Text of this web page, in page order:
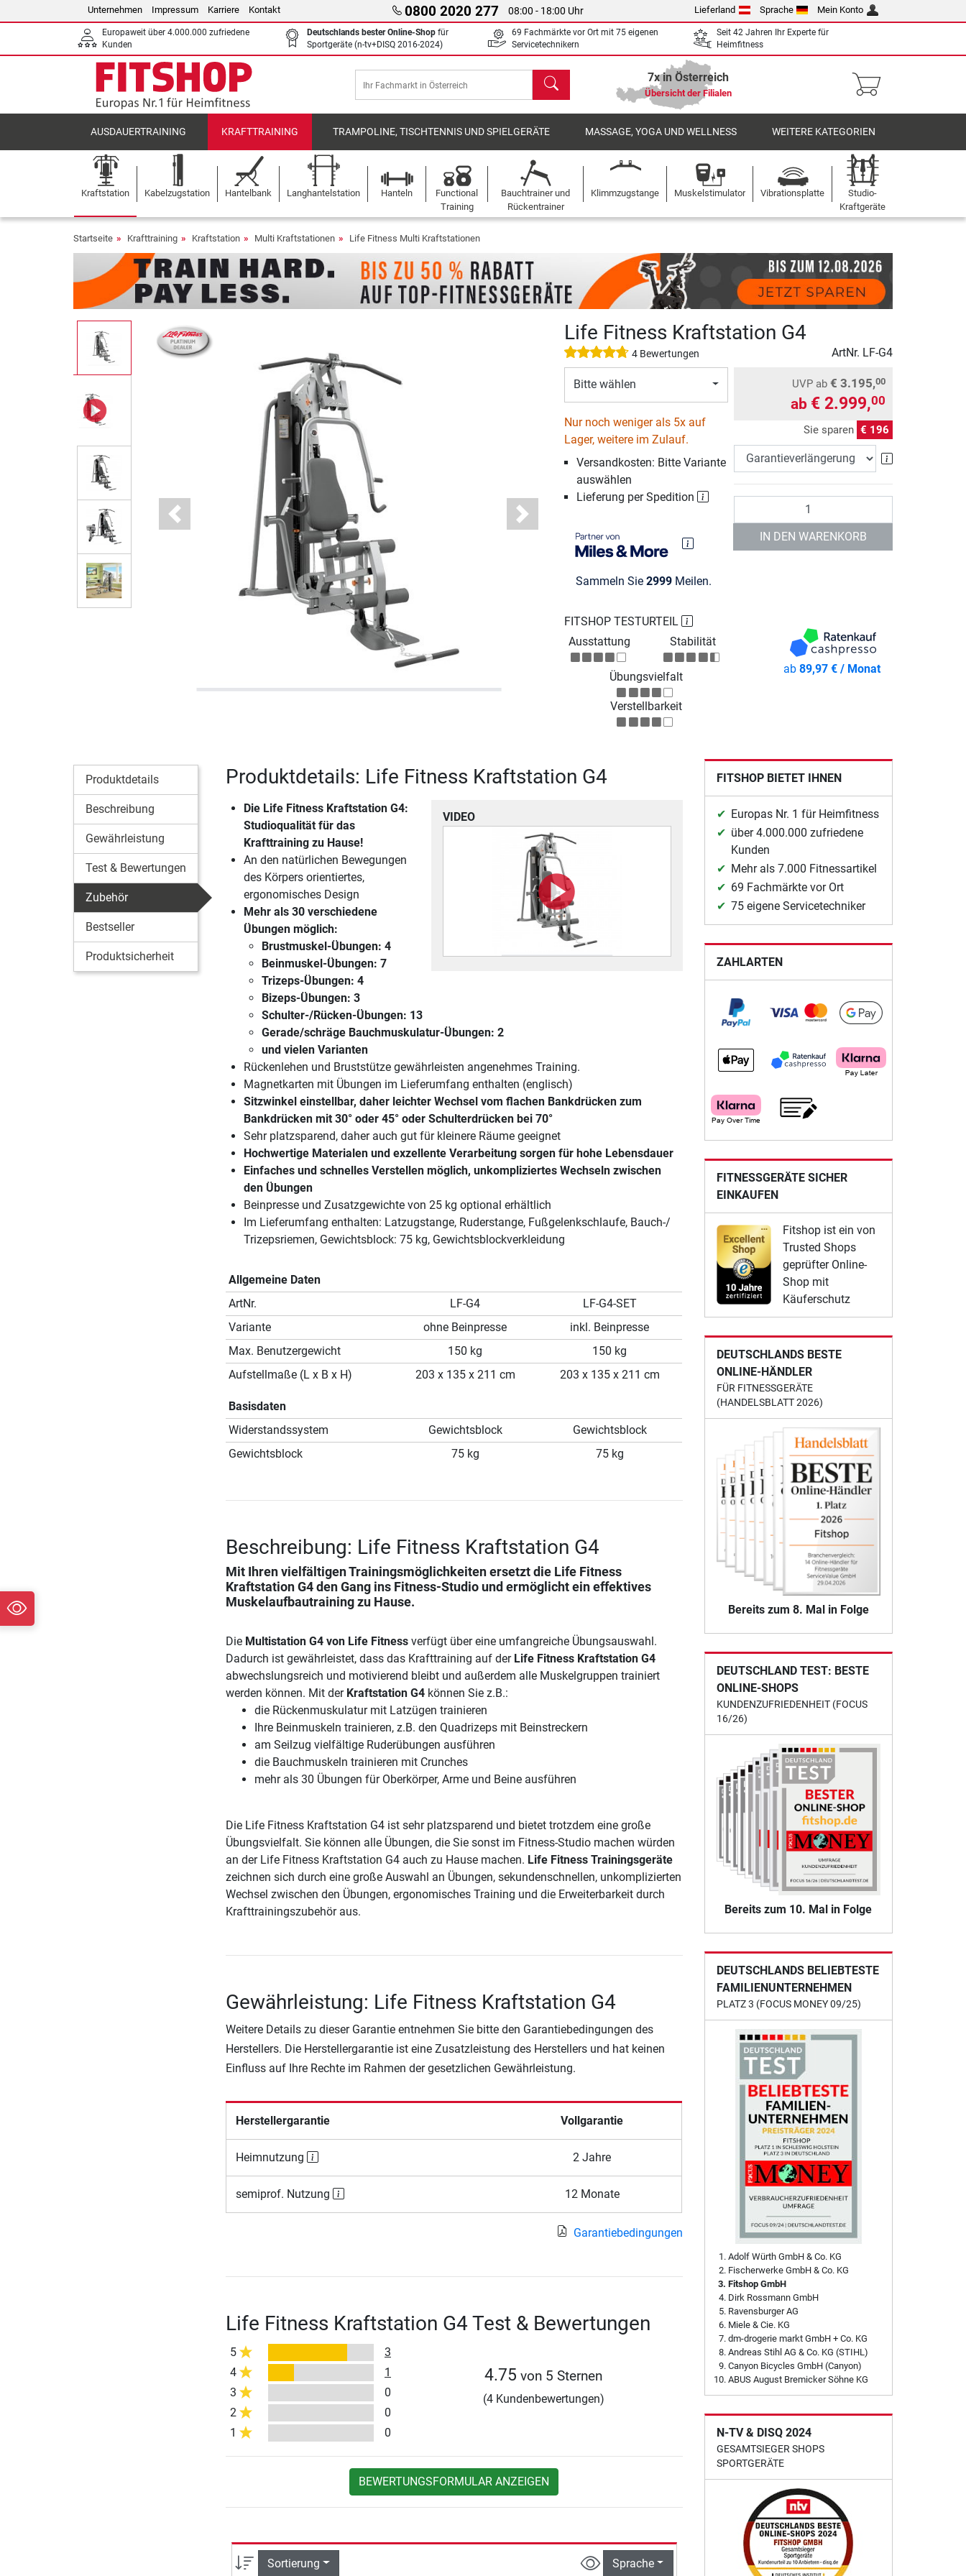
Unternehmen Impressum Karriere Kontakt 0800 2020 277 08:00 - 18:00 Uhr Lieferland Sprache Mein Konto
Europaweit über 4.000.000 zufriedene
Kunden
Deutschlands bester Online-Shop für
Sportgeräte (n-tv+DISQ 2016-2024)
69 Fachmärkte vor Ort mit 75 eigenen
Servicetechnikern
Seit 42 Jahren Ihr Experte für
Heimfitness
Suchen 7x in Österreich
Übersicht der Filialen
AUSDAUERTRAINING KRAFTTRAINING TRAMPOLINE, TISCHTENNIS UND SPIELGERÄTE MASSAGE, YOGA UND WELLNESS WEITERE KATEGORIEN
Kraftstation Kabelzugstation Hantelbank Langhantelstation Hanteln
Functional
Training
Bauchtrainer und
Rückentrainer
Klimmzugstange Muskelstimulator Vibrationsplatte
Studio-
Kraftgeräte
Startseite Krafttraining Kraftstation Multi Kraftstationen Life Fitness Multi Kraftstationen
Previous Next
Life Fitness Kraftstation G4
4 Bewertungen ArtNr. LF-G4
Bitte wählen
Nur noch weniger als 5x auf
Lager, weitere im Zulauf.
Versandkosten: Bitte Variante
auswählen
Lieferung per Spedition
Sammeln Sie 2999Meilen.
UVP ab € 3.195,00
ab € 2.999,00
Sie sparen € 196
IN DEN WARENKORB
FITSHOP TESTURTEIL
Ausstattung
Stabilität
Übungsvielfalt
Verstellbarkeit
ab 89,97 € / Monat
Produktdetails
Beschreibung
Gewährleistung
Test & Bewertungen
Zubehör
Bestseller
Produktsicherheit
Produktdetails: Life Fitness Kraftstation G4
VIDEO
Die Life Fitness Kraftstation G4:
Studioqualität für das
Krafttraining zu Hause!
An den natürlichen Bewegungen
des Körpers orientiertes,
ergonomisches Design
Mehr als 30 verschiedene
Übungen möglich:
Brustmuskel-Übungen: 4
Beinmuskel-Übungen: 7
Trizeps-Übungen: 4
Bizeps-Übungen: 3
Schulter-/Rücken-Übungen: 13
Gerade/schräge Bauchmuskulatur-Übungen: 2
und vielen Varianten
Rückenlehen und Bruststütze gewährleisten angenehmes Training.
Magnetkarten mit Übungen im Lieferumfang enthalten (englisch)
Sitzwinkel einstellbar, daher leichter Wechsel vom flachen Bankdrücken zum
Bankdrücken mit 30° oder 45° oder Schulterdrücken bei 70°
Sehr platzsparend, daher auch gut für kleinere Räume geeignet
Hochwertige Materialen und exzellente Verarbeitung sorgen für hohe Lebensdauer
Einfaches und schnelles Verstellen möglich, unkompliziertes Wechseln zwischen
den Übungen
Beinpresse und Zusatzgewichte von 25 kg optional erhältlich
Im Lieferumfang enthalten: Latzugstange, Ruderstange, Fußgelenkschlaufe, Bauch-/
Trizepsriemen, Gewichtsblock: 75 kg, Gewichtsblockverkleidung
Allgemeine Daten
ArtNr.
LF-G4
LF-G4-SET
Variante
ohne Beinpresse
inkl. Beinpresse
Max. Benutzergewicht
150 kg
150 kg
Aufstellmaße (L x B x H)
203 x 135 x 211 cm 203 x 135 x 211 cm
Basisdaten
Widerstandssystem
Gewichtsblock
Gewichtsblock
Gewichtsblock
75 kg 75 kg
Beschreibung: Life Fitness Kraftstation G4
Mit Ihren vielfältigen Trainingsmöglichkeiten ersetzt die Life Fitness
Kraftstation G4den Gang ins Fitness-Studio und ermöglicht ein effektives
Muskelaufbautraining zu Hause.
Die Multistation G4 von Life Fitnessverfügt über eine umfangreiche Übungsauswahl.
Dadurch ist gewährleistet, dass das Krafttraining auf der Life Fitness Kraftstation G4
abwechslungsreich und motivierend bleibt und außerdem alle Muskelgruppen trainiert
werden können. Mit der Kraftstation G4können Sie z.B.:
die Rückenmuskulatur mit Latzügen trainieren
Ihre Beinmuskeln trainieren, z.B. den Quadrizeps mit Beinstreckern
am Seilzug vielfältige Ruderübungen ausführen
die Bauchmuskeln trainieren mit Crunches
mehr als 30 Übungen für Oberkörper, Arme und Beine ausführen
Die Life Fitness Kraftstation G4 ist sehr platzsparend und bietet trotzdem eine große
Übungsvielfalt. Sie können alle Übungen, die Sie sonst im Fitness-Studio machen würden
an der Life Fitness Kraftstation G4 auch zu Hause machen. Life Fitness Trainingsgeräte
zeichnen sich durch eine große Auswahl an Übungen, sekundenschnellen, unkomplizierten
Wechsel zwischen den Übungen, ergonomisches Training und die Erweiterbarkeit durch
Krafttrainingszubehör aus.
Gewährleistung: Life Fitness Kraftstation G4
Weitere Details zu dieser Garantie entnehmen Sie bitte den Garantiebedingungen des
Herstellers. Die Herstellergarantie ist eine Zusatzleistung des Herstellers und hat keinen
Einfluss auf Ihre Rechte im Rahmen der gesetzlichen Gewährleistung.
Herstellergarantie Vollgarantie
Heimnutzung 2 Jahre
semiprof. Nutzung 12 Monate
Garantiebedingungen
Life Fitness Kraftstation G4 Test & Bewertungen
5
3
4
1
3
0
2
0
1
0
4.75 von 5 Sternen
(4 Kundenbewertungen)
BEWERTUNGSFORMULAR ANZEIGEN
Sortierung Sprache
FITSHOP BIETET IHNEN
Europas Nr. 1 für Heimfitness
über 4.000.000 zufriedene
Kunden
Mehr als 7.000 Fitnessartikel
69 Fachmärkte vor Ort
75 eigene Servicetechniker
ZAHLARTEN
FITNESSGERÄTE SICHER
EINKAUFEN
Fitshop ist ein von
Trusted Shops
geprüfter Online-
Shop mit
Käuferschutz
DEUTSCHLANDS BESTE
ONLINE-HÄNDLER
FÜR FITNESSGERÄTE
(HANDELSBLATT 2026)
Bereits zum 8. Mal in Folge
DEUTSCHLAND TEST: BESTE
ONLINE-SHOPS
KUNDENZUFRIEDENHEIT (FOCUS
16/26)
Bereits zum 10. Mal in Folge
DEUTSCHLANDS BELIEBTESTE
FAMILIENUNTERNEHMEN
PLATZ 3 (FOCUS MONEY 09/25)
Adolf Würth GmbH & Co. KG
Fischerwerke GmbH & Co. KG
Fitshop GmbH
Dirk Rossmann GmbH
Ravensburger AG
Miele & Cie. KG
dm-drogerie markt GmbH + Co. KG
Andreas Stihl AG & Co. KG (STIHL)
Canyon Bicycles GmbH (Canyon)
ABUS August Bremicker Söhne KG
N-TV & DISQ 2024
GESAMTSIEGER SHOPS
SPORTGERÄTE